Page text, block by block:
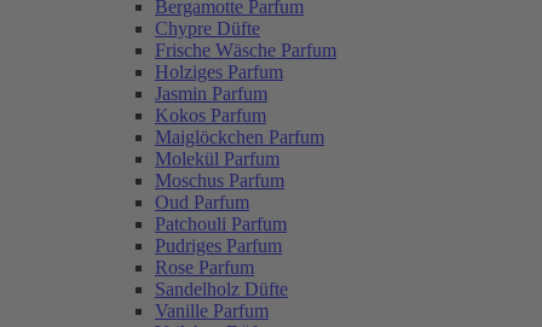
Bergamotte Parfum
Chypre Düfte
Frische Wäsche Parfum
Holziges Parfum
Jasmin Parfum
Kokos Parfum
Maiglöckchen Parfum
Molekül Parfum
Moschus Parfum
Oud Parfum
Patchouli Parfum
Pudriges Parfum
Rose Parfum
Sandelholz Düfte
Vanille Parfum